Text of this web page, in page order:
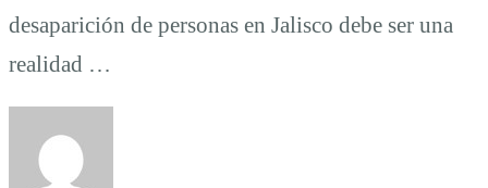
desaparición de personas en Jalisco debe ser una
realidad …